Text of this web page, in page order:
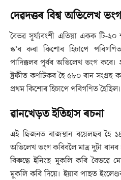
দেৱদত্তৰ বিশ্ব অভিলেখ
বৈভৱ সূৰ্য্যবংশী এতিয়া একক টি-২০
স্ক’ৰ কৰা কিশোৰ হিচাপে
পাদিক্কলৰ পূৰ্বৰ অভিলেখ ভংগ
ট্ৰফীত কৰ্ণাটকৰ হৈ ৫৮০ ৰান
প্ৰথম কিশোৰ হিচাপে পৰিগণিত হৈছিল।
ৱানখেড়ত ইতিহাস ৰচনা
এই ছিজনত ৰাজস্থান ৰয়েলছৰ হৈ
অভিলেখ ভংগ কৰিবলৈ মাত্ৰ দুটা ৰানৰ
বিৰুদ্ধে ইনিংছ মুকলি কৰি বৈভৱে
মুকলি কৰি দিয়ে। ইয়াৰ পাছত